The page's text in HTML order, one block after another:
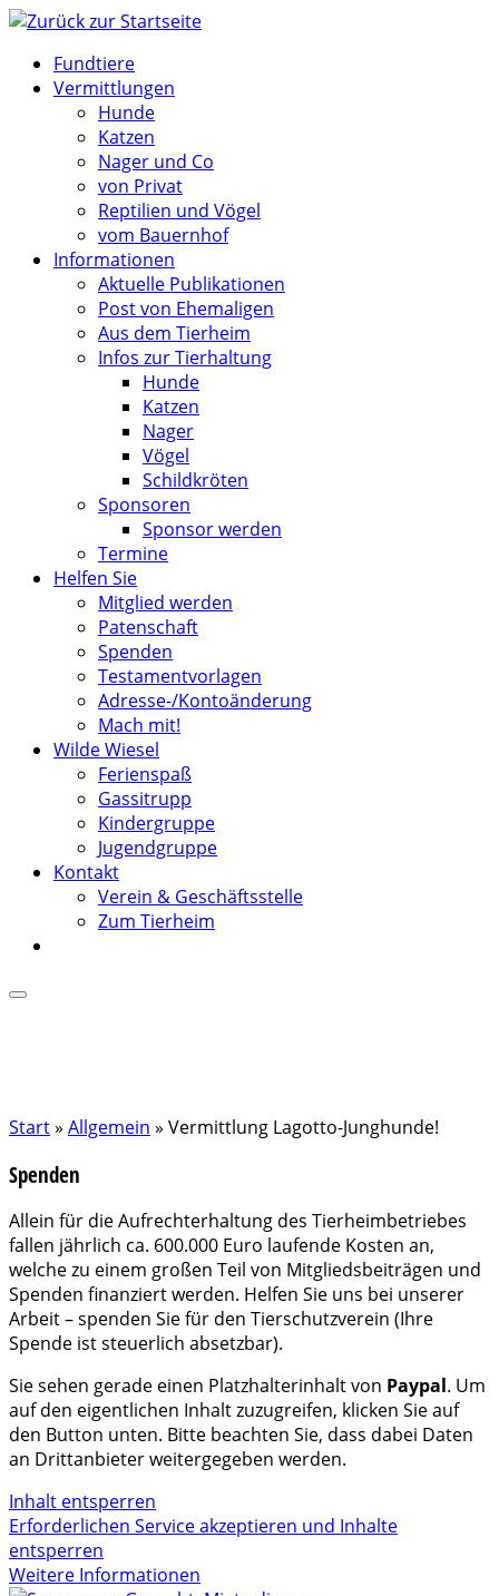
Zum
springenFundtiere
Vermittlungen
Hunde
Katzen
Nager und Co
von Privat
Reptilien und Vögel
vom Bauernhof
Informationen
Aktuelle Publikationen
Post von Ehemaligen
Aus dem Tierheim
Infos zur Tierhaltung
Hunde
Katzen
Nager
Vögel
Schildkröten
Sponsoren
Sponsor werden
Termine
Helfen Sie
Mitglied werden
Patenschaft
Spenden
Testamentvorlagen
Adresse-/Kontoänderung
Mach mit!
Wilde Wiesel
Ferienspaß
Gassitrupp
Kindergruppe
Jugendgruppe
Kontakt
Verein & Geschäftsstelle
Zum Tierheim
Start» Allgemein » Vermittlung Lagotto-Junghunde!
Spenden
Allein für die Aufrechterhaltung des Tierheimbetriebes
fallen jährlich ca. 600.000 Euro laufende Kosten an,
welche zu einem großen Teil von Mitgliedsbeiträgen und
Spenden finanziert werden. Helfen Sie uns bei unserer
Arbeit – spenden Sie für den Tierschutzverein (Ihre
Spende ist steuerlich absetzbar).
Sie sehen gerade einen Platzhalterinhalt von Paypal. Um
auf den eigentlichen Inhalt zuzugreifen, klicken Sie auf
den Button unten. Bitte beachten Sie, dass dabei Daten
an Drittanbieter weitergegeben werden.
Inhalt entsperren
Erforderlichen Service akzeptieren und Inhalte
entsperren
Weitere Informationen